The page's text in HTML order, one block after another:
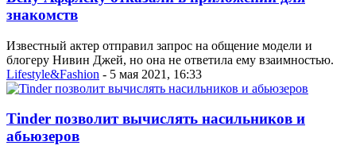
знакомств
Известный актер отправил запрос на общение модели и
блогеру Нивин Джей, но она не ответила ему взаимностью.
Lifestyle&Fashion - 5 мая 2021, 16:33
Tinder позволит вычислять насильников и
абьюзеров